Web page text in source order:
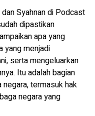
Syahnan di Podcast
dipastikan
apa yang
yang menjadi
serta mengeluarkan
Itu adalah bagian
termasuk hak
negara yang